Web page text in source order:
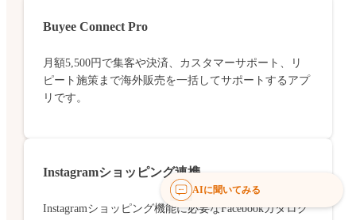
Buyee Connect Pro
月額5,500円で集客や決済、カスタマーサポート、リ
ピート施策まで海外販売を一括してサポートするアプ
リです。
Instagramショッピング連携
Instagramショッピング機能に必要なFacebookカタログ
AIに聞いてみる